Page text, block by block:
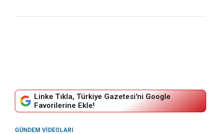
Linke Tıkla, Türkiye Gazetesi'ni Google
Favorilerine Ekle!
GÜNDEM VIDEOLARI